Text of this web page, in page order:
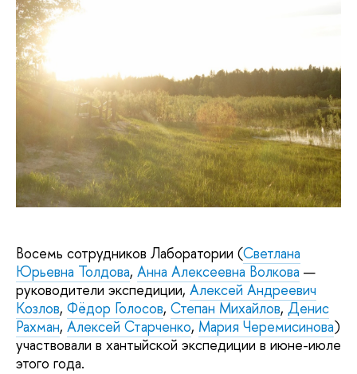
Восемь сотрудников Лаборатории (Светлана
Юрьевна Толдова, Анна Алексеевна Волкова —
руководители экспедиции, Алексей Андреевич
Козлов, Фёдор Голосов, Степан Михайлов, Денис
Рахман, Алексей Старченко, Мария Черемисинова)
участвовали в хантыйской экспедиции в июне-июле
этого года.